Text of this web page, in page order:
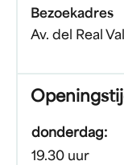
Bezoekadres
Av. del Real
donderdag:
19.30 uur